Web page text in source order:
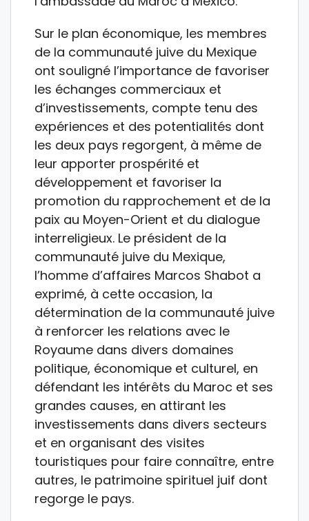
Sur le plan économique, les membres
de la communauté juive du Mexique
ont souligné l’importance de favoriser
les échanges commerciaux et
d’investissements, compte tenu des
expériences et des potentialités dont
les deux pays regorgent, à même de
leur apporter prospérité et
développement et favoriser la
promotion du rapprochement et de la
paix au Moyen-Orient et du dialogue
interreligieux. Le président de la
communauté juive du Mexique,
l’homme d’affaires Marcos Shabot a
exprimé, à cette occasion, la
détermination de la communauté juive
à renforcer les relations avec le
Royaume dans divers domaines
politique, économique et culturel, en
défendant les intérêts du Maroc et ses
grandes causes, en attirant les
investissements dans divers secteurs
et en organisant des visites
touristiques pour faire connaître, entre
autres, le patrimoine spirituel juif dont
regorge le pays.